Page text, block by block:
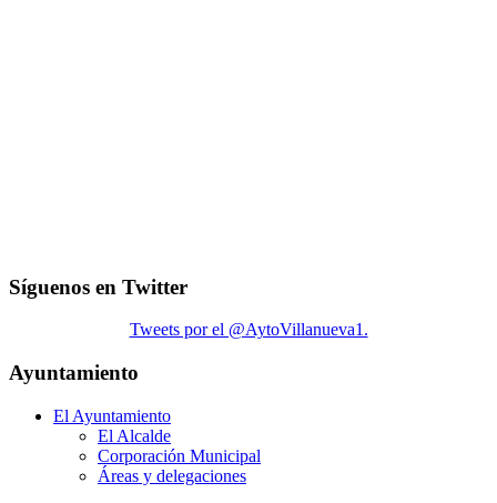
Síguenos en Twitter
Tweets por el @AytoVillanueva1.
Ayuntamiento
El Ayuntamiento
El Alcalde
Corporación Municipal
Áreas y delegaciones